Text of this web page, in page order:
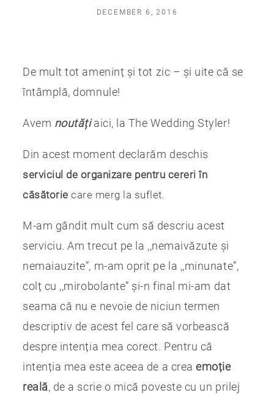
DECEMBER 6, 2016
De mult tot ameninț și tot zic – și uite că se
întâmplă, domnule!
Avem noutăți aici, la The Wedding Styler!
Din acest moment declarăm deschis
serviciul de organizare pentru cereri în
căsătorie care merg la suflet.
M-am gândit mult cum să descriu acest
serviciu. Am trecut pe la ,,nemaivăzute și
nemaiauzite”, m-am oprit pe la ,,minunate”,
colț cu ,,mirobolante” și-n final mi-am dat
seama că nu e nevoie de niciun termen
descriptiv de acest fel care să vorbească
despre intenția mea corect. Pentru că
intenția mea este aceea de a creaemoție
reală, de a scrie o mică poveste cu un prilej